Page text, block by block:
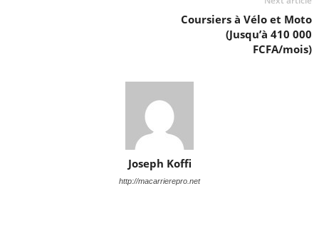
Coursiers à Vélo et Moto
(Jusqu’à 410 000
FCFA/mois)
Joseph Koffi
http://macarrierepro.net